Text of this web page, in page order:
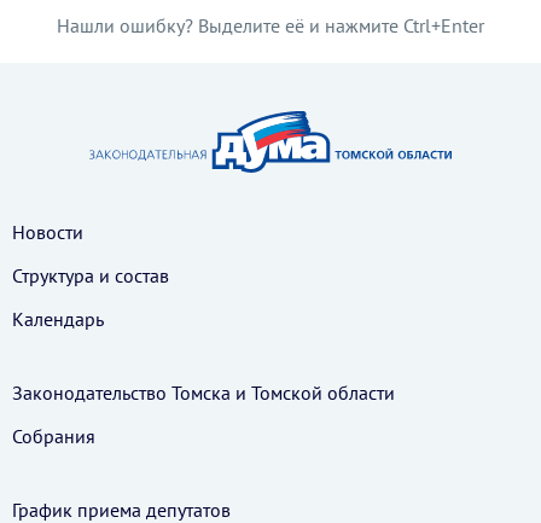
Нашли ошибку? Выделите её и нажмите Ctrl+Enter
Новости
Структура и состав
Календарь
Законодательство Томска и Томской области
Собрания
График приема депутатов